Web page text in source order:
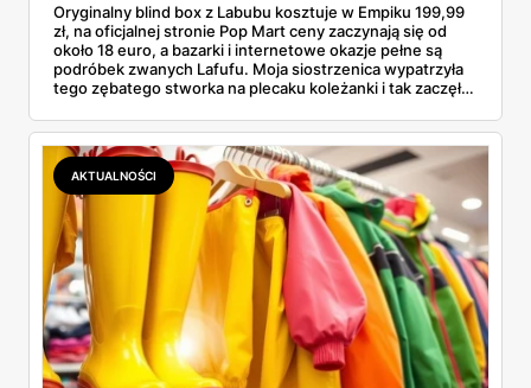
Oryginalny blind box z Labubu kosztuje w Empiku 199,99
zł, na oficjalnej stronie Pop Mart ceny zaczynają się od
około 18 euro, a bazarki i internetowe okazje pełne są
podróbek zwanych Lafufu. Moja siostrzenica wypatrzyła
tego zębatego stworka na plecaku koleżanki i tak zaczęło
kosztuje i po czym poznać, że sprzedawca nie wciska nam
podróbki. Spisałam wszystko, czego się dowiedziałam —
łącznie z jedną wpadką, o której za chwilę.
AKTUALNOŚCI